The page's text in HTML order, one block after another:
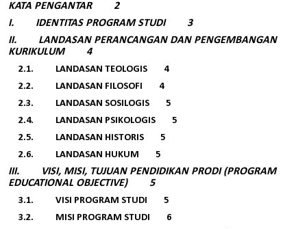
KATA PENGANTAR 2
I.
IDENTITAS PROGRAM STUDI 3
II.
LANDASAN PERANCANGAN DAN PENGEMBANGAN
KURIKULUM 4
2.1.
LANDASAN TEOLOGIS 4
2.2.
LANDASAN FILOSOFI 4
2.3.
LANDASAN SOSILOGIS 5
2.4.
LANDASAN PSIKOLOGIS 5
2.5.
LANDASAN HISTORIS 5
2.6.
LANDASAN HUKUM 5
III.
VISI, MISI, TUJUAN PENDIDIKAN PRODI (PROGRAM
EDUCATIONAL OBJECTIVE) 5
3.1.
VISI PROGRAM STUDI 5
3.2.
MISI PROGRAM STUDI 6